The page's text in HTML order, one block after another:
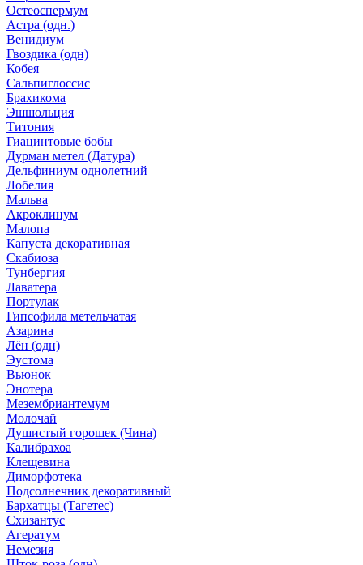
Остеоспермум
Астра (одн.)
Венидиум
Гвоздика (одн)
Кобея
Сальпиглоссис
Брахикома
Эшшольция
Титония
Гиацинтовые бобы
Дурман метел (Датура)
Дельфиниум однолетний
Лобелия
Мальва
Акроклинум
Малопа
Капуста декоративная
Скабиоза
Тунбергия
Лаватера
Портулак
Гипсофила метельчатая
Азарина
Лён (одн)
Эустома
Вьюнок
Энотера
Мезембриантемум
Молочай
Душистый горошек (Чина)
Калибрахоа
Клещевина
Диморфотека
Подсолнечник декоративный
Бархатцы (Тагетес)
Схизантус
Агератум
Немезия